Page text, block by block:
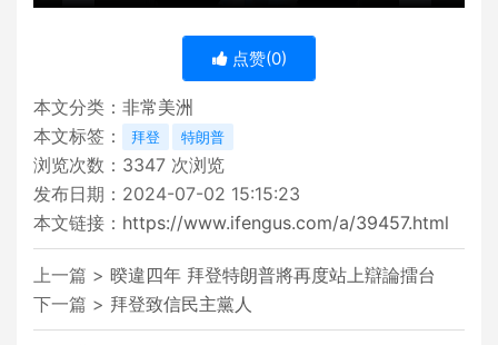
点赞(0)
本文分类： 非常美洲
本文标签：
拜登 特朗普
浏览次数： 3347 次浏览
发布日期：2024-07-02 15:15:23
本文链接： https://www.ifengus.com/a/39457.html
上一篇 > 暌違四年 拜登特朗普將再度站上辯論擂台
下一篇 > 拜登致信民主黨人